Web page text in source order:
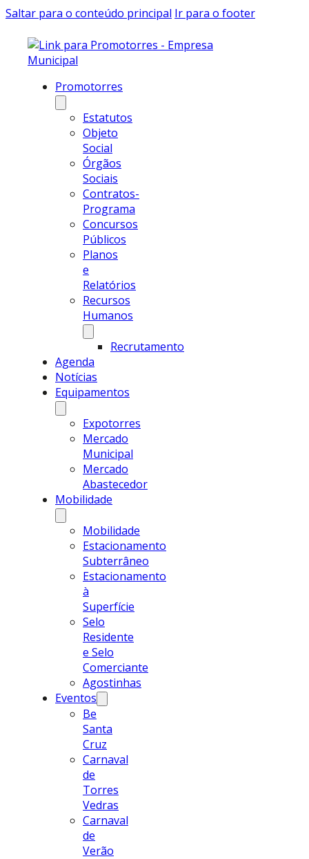
Saltar para o conteúdo principal Ir para o footer
Promotorres
Estatutos
Objeto
Social
Órgãos
Sociais
Contratos-
Programa
Concursos
Públicos
Planos
e
Relatórios
Recursos
Humanos
Recrutamento
Agenda
Notícias
Equipamentos
Expotorres
Mercado
Municipal
Mercado
Abastecedor
Mobilidade
Mobilidade
Estacionamento
Subterrâneo
Estacionamento
à
Superfície
Selo
Residente
e Selo
Comerciante
Agostinhas
Eventos
Be
Santa
Cruz
Carnaval
de
Torres
Vedras
Carnaval
de
Verão